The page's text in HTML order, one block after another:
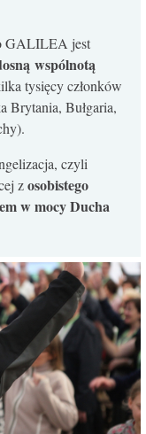
GALILEA jest
wspólnotą
tysięcy członków
Brytania, Bułgaria,
czyli
zosobistego
w mocy Ducha